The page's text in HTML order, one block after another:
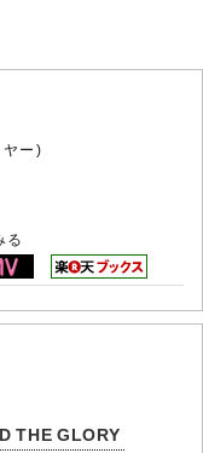
ー)
る
THE GLORY